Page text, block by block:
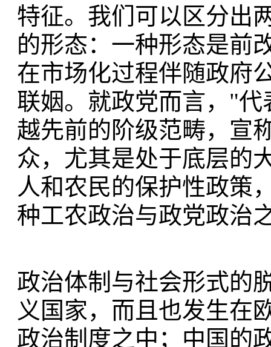
特征。我们可以区分出
的形态：一种形态是前
在市场化过程伴随政府
联姻。就政党而言，"
越先前的阶级范畴，宣
众，尤其是处于底层的
人和农民的保护性政策
种工农政治与政党政治
政治体制与社会形式的
义国家，而且也发生在
政治制度之中；中国的